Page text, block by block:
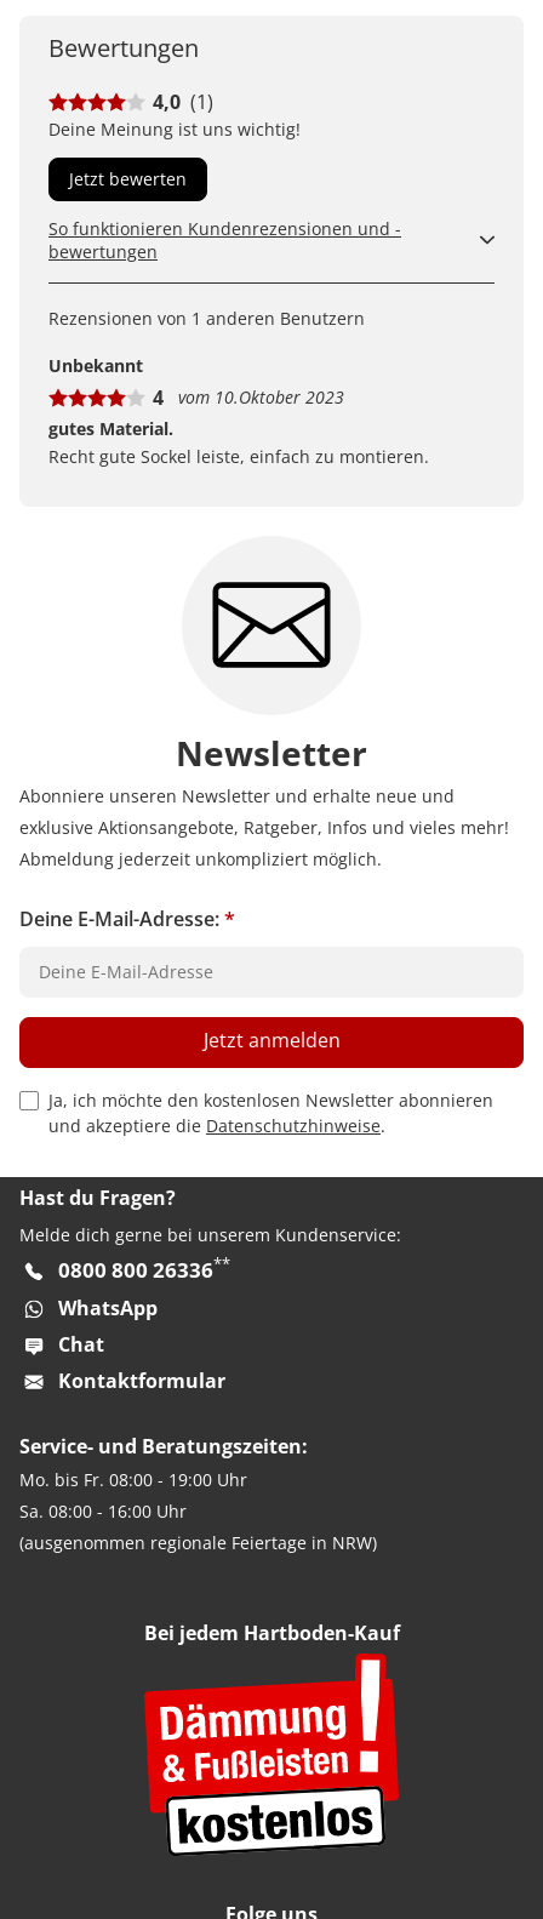
Bewertungen
4,0 (1)
Deine Meinung ist uns wichtig!
Jetzt bewerten
So funktionieren Kundenrezensionen und -
bewertungen
zu können. Uns ist wichtig, transparent zu zeigen, wie
Hinweis Verifizierter Kauf bedeutet.
Erfahren Sie mehr darüber, wie Kundenbewertungen
bei uns funktionieren
Rezensionen von 1 anderen Benutzern
Unbekannt
4
vom 10.Oktober 2023
gutes Material.
Recht gute Sockel leiste, einfach zu montieren.
Newsletter
Abonniere unseren Newsletter und erhalte neue und
exklusive Aktionsangebote, Ratgeber, Infos und vieles mehr!
Abmeldung jederzeit unkompliziert möglich.
Deine E-Mail-Adresse:*
Privacy Policy Checkbox
Ja, ich möchte den kostenlosen Newsletter abonnieren
und akzeptiere die Datenschutzhinweise.
Jetzt anmelden
Hast du Fragen?
Melde dich gerne bei unserem Kundenservice:
0800 800 26336**
WhatsApp
Chat
Kontaktformular
Service- und Beratungszeiten:
Mo. bis Fr. 08:00 - 19:00 Uhr
Sa. 08:00 - 16:00 Uhr
(ausgenommen regionale Feiertage in NRW)
Bei jedem Hartboden-Kauf